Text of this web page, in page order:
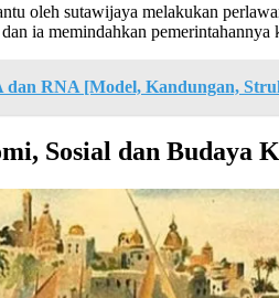
oleh sutawijaya melakukan
ia memindahkan
RNA [Model, Kandungan,
Sosial dan Budaya